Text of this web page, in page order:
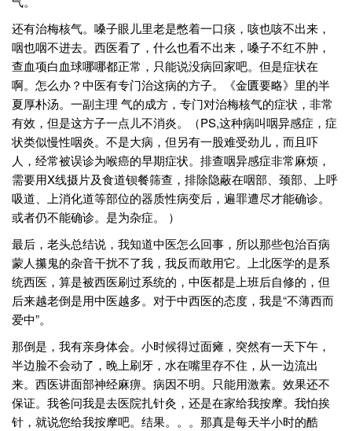
还有治梅核气。嗓子眼儿里老是憋着一口痰，咳也咳不出来，
咽也咽不进去。西医看了，什么也看不出来，嗓子不红不肿，
查血项白血球哪哪都正常，只能说没病回家吧。但是症状在
啊。怎么办？中医有专门治这病的方子。《金匱要略》里的半
夏厚朴汤。一副主理 气的成方，专门对治梅核气的症状，非常
有效，但是这方子一点儿不消炎。（PS,这种病叫咽异感症，症
状类似慢性咽炎。不是大病，但另有一股难受劲儿，而且吓
人，经常被误诊为喉癌的早期症状。排查咽异感症非常麻烦，
需要用X线摄片及食道钡餐筛查，排除隐蔽在咽部、颈部、上呼
吸道、上消化道等部位的器质性病变后，遍罪遭尽才能确诊。
或者仍不能确诊。是为杂症。 ）
最后，老头总结说，我知道中医怎么回事，所以那些包治百病
蒙人攥鬼的杂音干扰不了我，我反而敢用它。上北医学的是系
统西医，算是被西医刷过系统的，中医都是上班后自修的，但
后来越老倒是用中医越多。对于中西医的态度，我是“不薄西而
爱中”。
那倒是，我有亲身体会。小时候得过面瘫，突然有一天下午，
半边脸不会动了，晚上刷牙，水在嘴里存不住，从一边流出
来。西医讲面部神经麻痹。病因不明。只能用激素。效果还不
保证。我爸问我是去医院扎针灸，还是在家给我按摩。我怕挨
针，就说您给我按摩吧。结果。。。那真是每天半小时的酷